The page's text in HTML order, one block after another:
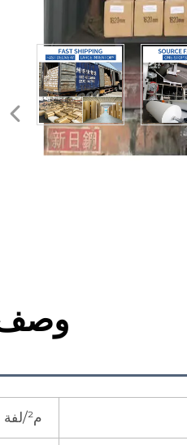
وصف
م²/لفة